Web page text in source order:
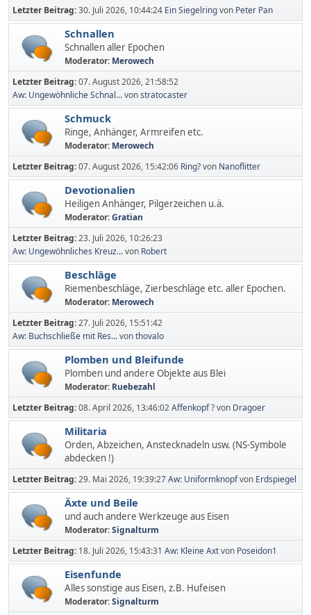
Letzter Beitrag:30. Juli 2026, 10:44:24 Ein Siegelringvon Peter Pan
Schnallen
Schnallen aller Epochen
Moderator: Merowech
Letzter Beitrag:07. August 2026, 21:58:52
Aw: Ungewöhnliche Schnal...vonstratocaster
Schmuck
Ringe, Anhänger, Armreifen etc.
Moderator: Merowech
Letzter Beitrag:07. August 2026, 15:42:06 Ring?von Nanoflitter
Devotionalien
Heiligen Anhänger, Pilgerzeichen u.ä.
Moderator:Gratian
Letzter Beitrag:23. Juli 2026, 10:26:23
Aw: Ungewöhnliches Kreuz...von Robert
Beschläge
Riemenbeschläge, Zierbeschläge etc. aller Epochen.
Moderator: Merowech
Letzter Beitrag:27. Juli 2026, 15:51:42
Aw: Buchschließe mit Res...vonthovalo
Plomben und Bleifunde
Plomben und andere Objekte aus Blei
Moderator: Ruebezahl
Letzter Beitrag:08. April 2026, 13:46:02Affenkopf ?von Dragoer
Militaria
Orden, Abzeichen, Anstecknadeln usw. (NS-Symbole
abdecken !)
Letzter Beitrag:29. Mai 2026, 19:39:27Aw: Uniformknopfvon Erdspiegel
Äxte und Beile
und auch andere Werkzeuge aus Eisen
Moderator:Signalturm
Letzter Beitrag: 18. Juli 2026, 15:43:31 Aw: Kleine Axtvon Poseidon1
Eisenfunde
Alles sonstige aus Eisen, z.B. Hufeisen
Moderator:Signalturm